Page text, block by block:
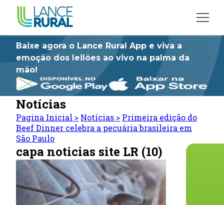
Baixe agora o Lance Rural App e viva a
emoção dos leilões ao vivo na palma da
mão!
Notícias
Pagina Inicial > Notícias > Primeira edição do
Beef Dinner celebra a pecuária brasileira em
São Paulo
capa noticias site LR (10)